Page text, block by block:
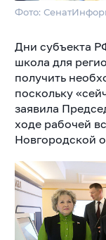
Фото:
Дни субъекта
школа для
получить
поскольку
заявила
ходе рабочей
Новгородской